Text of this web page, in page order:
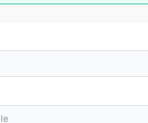
l’Europe, la Chine